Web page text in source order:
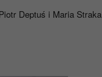
Deptuś i Maria Straka